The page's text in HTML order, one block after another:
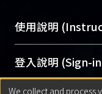
用逐年攀升。同
Archive）平台。
含部分內容的
助與合作完成
意提供此授權
Please
original work,
使用說明
網站簡介
使用手冊
登入說明 (Sign-
We collect and